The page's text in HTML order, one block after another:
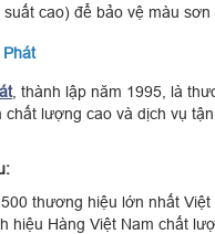
suất cao) để bảo vệ màu sơn
, thành lập năm 1995, là
chất lượng cao và dịch vụ
thương hiệu lớn nhất Việt
hiệu Hàng Việt Nam chất